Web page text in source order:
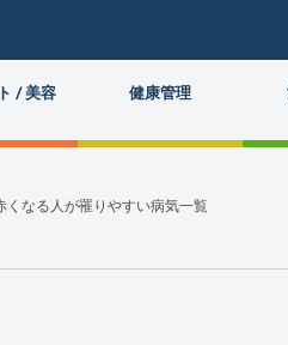
/ 美容 健康管理
くなる人が罹りやすい病気一覧